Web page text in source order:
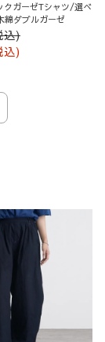
クガーゼTシャツ/選べ
綿ダブルガーゼ
込)
)